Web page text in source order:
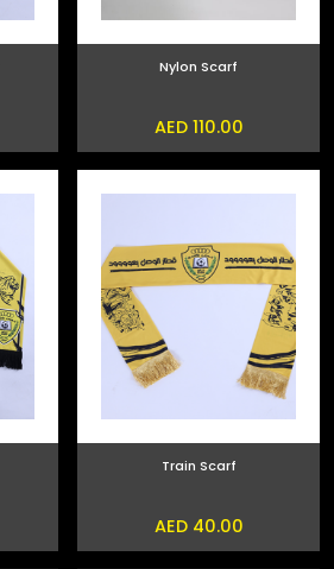
Nylon Scarf
AED 110.00
Train Scarf
AED 40.00